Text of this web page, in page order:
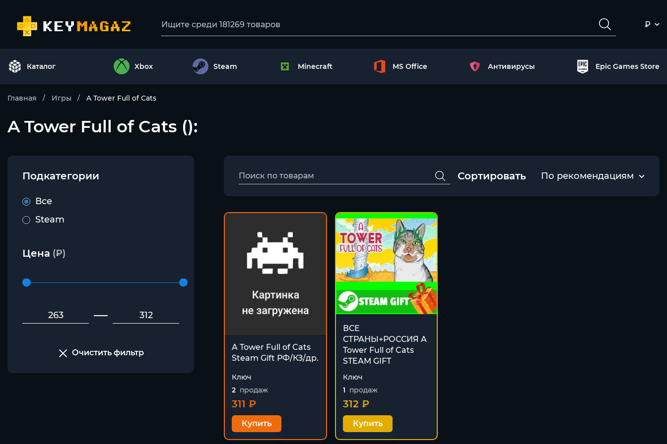
₽
Каталог Xbox Steam Minecraft MS Office Антивирусы Epic Games Store
Главная Игры A Tower Full of Cats
A Tower Full of Cats ():
Подкатегории
Все
Steam
Цена (₽)
Очистить фильтр
Сортировать По рекомендациям
A Tower Full of Cats
Steam Gift РФ/КЗ/др.
Ключ
2 продаж
311 ₽
Купить
ВСЕ
СТРАНЫ+РОССИЯ A
Tower Full of Cats
STEAM GIFT
Ключ
1 продаж
312 ₽
Купить